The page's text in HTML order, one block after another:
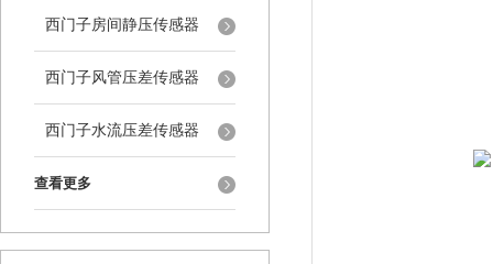
西门子房间静压传感器
西门子风管压差传感器
西门子水流压差传感器
查看更多